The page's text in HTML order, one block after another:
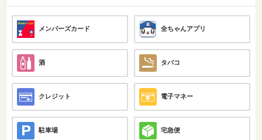
メンバーズカード 全ちゃんアプリ
酒 タバコ
クレジット 電子マネー
駐車場 宅急便